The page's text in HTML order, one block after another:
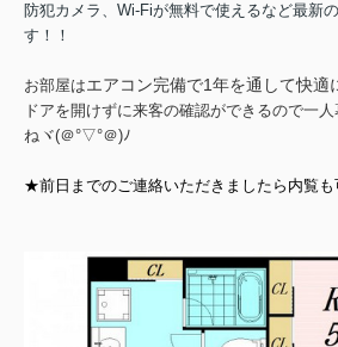
防犯カメラ、Wi-Fiが無料で使えるなど最新
す！！
お部屋はエアコン完備で1年を通して快適
ドアを開けずに来客の確認ができるので一
ねヾ(＠°▽°＠)ﾉ
★前日までのご連絡いただきましたら内覧